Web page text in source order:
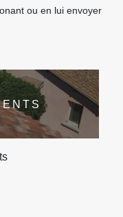
ou en lui envoyer